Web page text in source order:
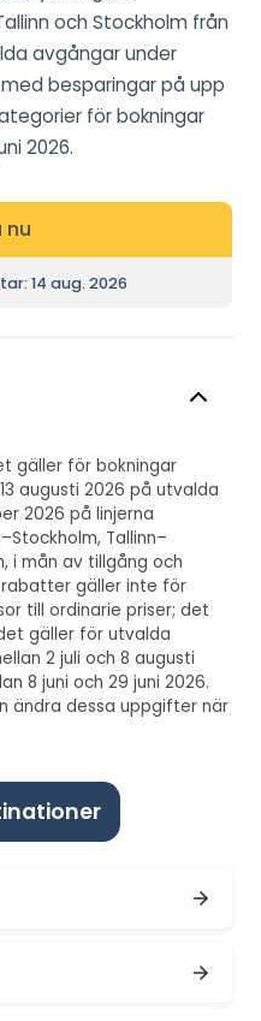
och Stockholm från
avgångar under
besparingar på upp
för bokningar
2026.
nu
14 aug. 2026
gäller för bokningar
augusti 2026 på utvalda
2026 på linjerna
Tallinn–
i mån av tillgång och
gäller inte för
till ordinarie priser; det
gäller för utvalda
2 juli och 8 augusti
8 juni och 29 juni 2026.
ändra dessa uppgifter när